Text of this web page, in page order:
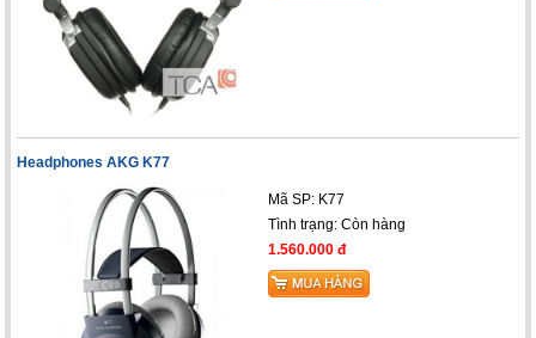
Headphones AKG K77
Mã SP: K77
Tình trạng: Còn hàng
1.560.000 đ